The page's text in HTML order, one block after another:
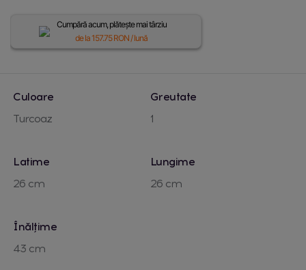
Cumpără acum, plătește mai târziu
de la157.75RON / lună
Culoare
Turcoaz
Greutate
1
Latime
26 cm
Lungime
26 cm
Înălțime
43 cm